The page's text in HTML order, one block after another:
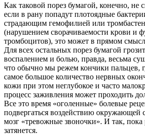
Как таковой порез бумагой, конечно, не
если в рану попадут плотоядные
страдающим гемофилией или
(нарушением сворачиваемости крови и
тромбоцитов), это может в прямом
Для всех остальных порез бумагой
воспалением и болью, правда, весьма
что обычно мы режем кончики пальцев,
самое большое количество нервных
кожи при этом неглубокое и часто
процесс заживления может проходить
Все это время «оголенные» болевые
подвергаться воздействию окружающей
мозг «тревожные звоночки». И так,
затянется.